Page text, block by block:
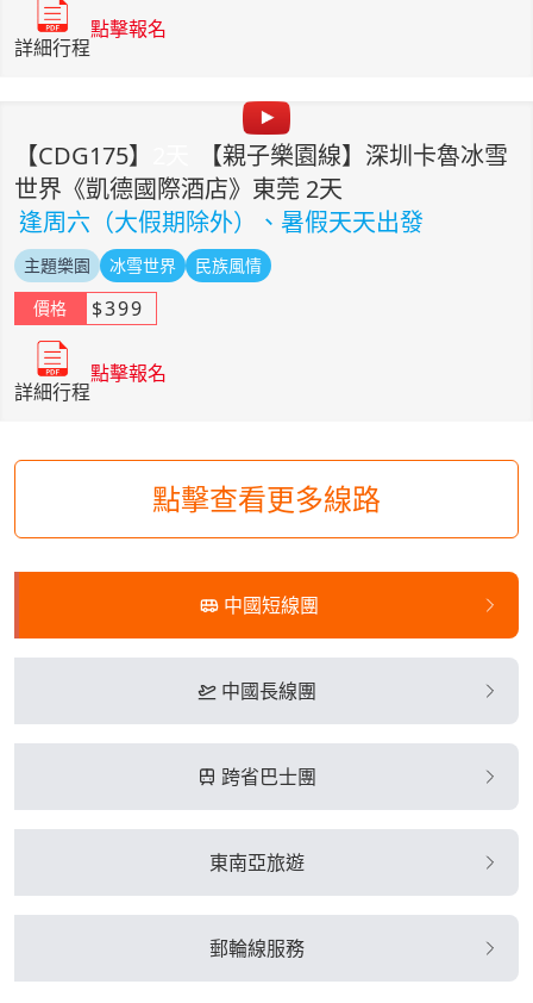
中國短線團
中國長線團
跨省巴士團
東南亞旅遊
郵輪線服務
詳細行程
點擊報名
【CDG175】
【親子樂園線】深圳卡魯冰雪
世界《凱德國際酒店》東莞 2天
逢周六（大假期除外）、暑假天天出發
主題樂園 冰雪世界
民族風情
價格
$399
詳細行程
點擊報名
點擊查看更多線路